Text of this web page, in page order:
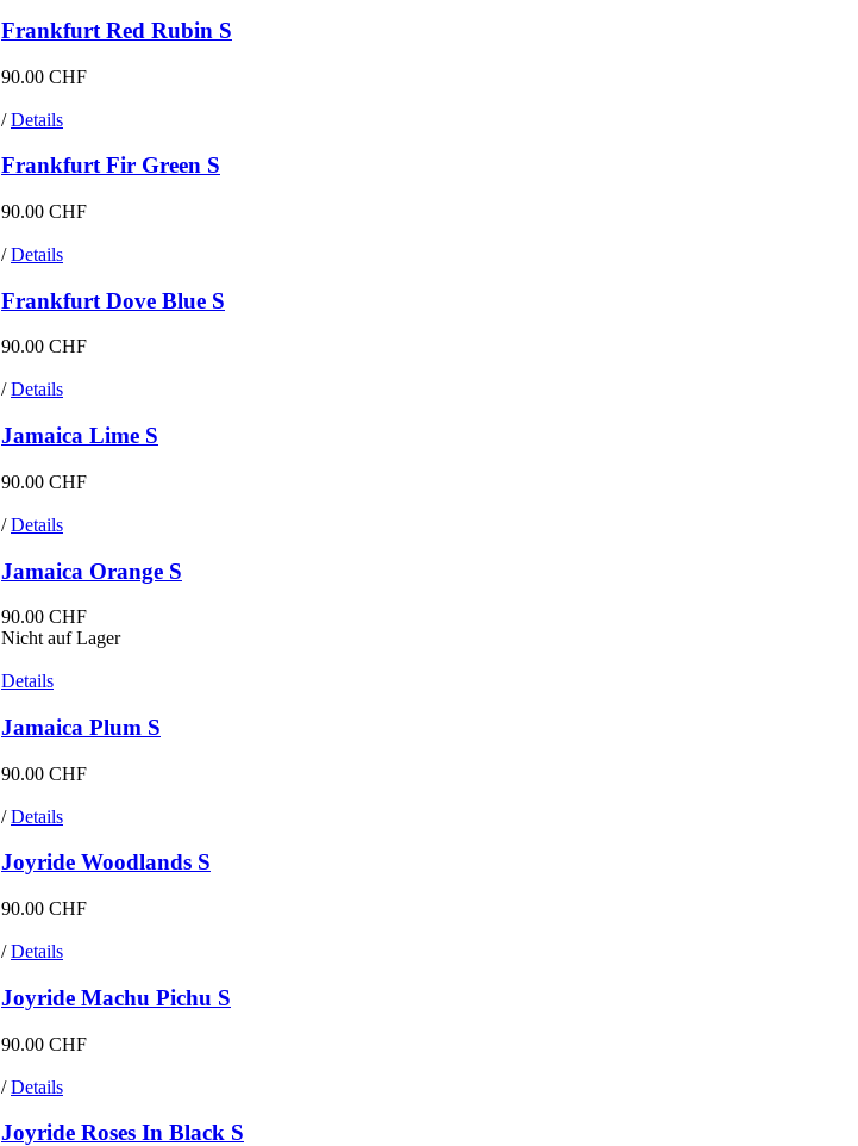
Frankfurt Red Rubin S
90.00 CHF
/ Details
Frankfurt Fir Green S
90.00 CHF
/ Details
Frankfurt Dove Blue S
90.00 CHF
/ Details
Jamaica Lime S
90.00 CHF
/ Details
Jamaica Orange S
90.00 CHF
Nicht auf Lager
Details
Jamaica Plum S
90.00 CHF
/ Details
Joyride Woodlands S
90.00 CHF
/ Details
Joyride Machu Pichu S
90.00 CHF
/ Details
Joyride Roses In Black S